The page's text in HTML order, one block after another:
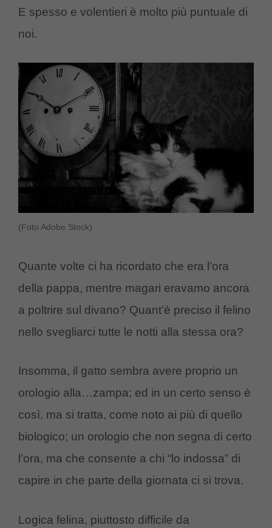
E spesso e volentieri è molto più puntuale di
noi.
(Foto Adobe Stock)
Quante volte ci ha ricordato che era l’ora
della pappa, mentre magari eravamo ancora
a poltrire sul divano? Quant’è preciso il felino
nello svegliarci tutte le notti alla stessa ora?
Insomma, il gatto sembra avere proprio un
orologio alla…zampa; ed in un certo senso è
così, ma si tratta, come noto ai più di quello
biologico; un orologio che non segna di certo
l’ora, ma che consente a chi “lo indossa” di
capire in che parte della giornata ci si trova.
Logica felina, piuttosto difficile da